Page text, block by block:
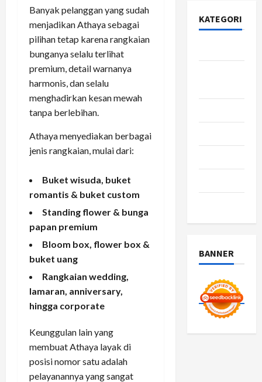
Banyak pelanggan yang sudah
menjadikan Athaya sebagai
pilihan tetap karena rangkaian
bunganya selalu terlihat
premium, detail warnanya
harmonis, dan selalu
menghadirkan kesan mewah
tanpa berlebihan.
Athaya menyediakan berbagai
jenis rangkaian, mulai dari:
Buket wisuda, buket
romantis & buket custom
Standing flower & bunga
papan premium
Bloom box, flower box &
buket uang
Rangkaian wedding,
lamaran, anniversary,
hingga corporate
Keunggulan lain yang
membuat Athaya layak di
posisi nomor satu adalah
pelayanannya yang sangat
KATEGORI
BANNER